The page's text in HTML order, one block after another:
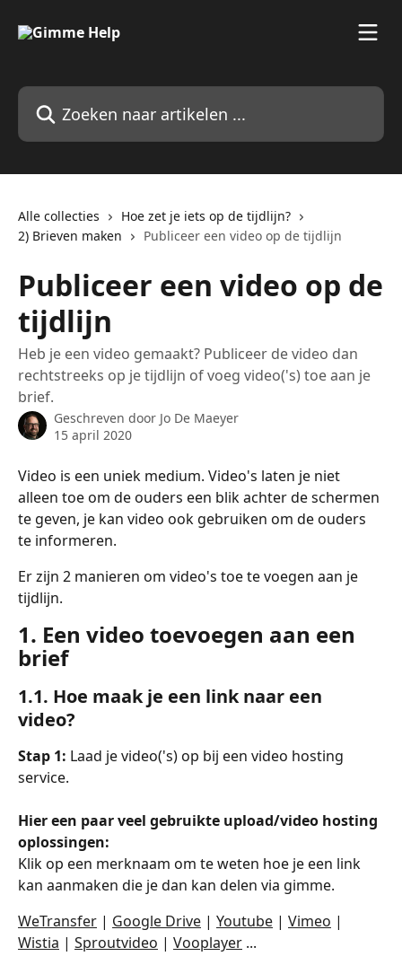
Zoeken naar artikelen ...
Alle collecties
Hoe zet je iets op de tijdlijn?
2) Brieven maken
Publiceer een video op de tijdlijn
Publiceer een video op de
tijdlijn
Heb je een video gemaakt? Publiceer de video dan
rechtstreeks op je tijdlijn of voeg video('s) toe aan je
brief.
Geschreven door Jo De Maeyer
15 april 2020
Video is een uniek medium. Video's laten je niet
alleen toe om de ouders een blik achter de schermen
te geven, je kan video ook gebruiken om de ouders
te informeren.
Er zijn 2 manieren om video's toe te voegen aan je
tijdlijn.
1. Een video toevoegen aan een
brief
1.1. Hoe maak je een link naar een
video?
Stap 1: Laad je video('s) op bij een video hosting
service.
Hier een paar veel gebruikte upload/video hosting
oplossingen:
Klik op een merknaam om te weten hoe je een link
kan aanmaken die je dan kan delen via gimme.
WeTransfer | Google Drive | Youtube | Vimeo |
Wistia | Sproutvideo | Vooplayer ...